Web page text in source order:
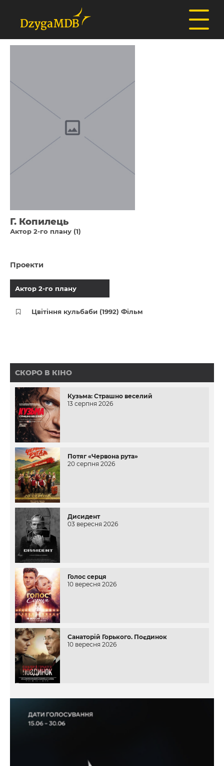
Г. Копилець
Актор 2-го плану (1)
Проекти
Актор 2-го плану
Цвітіння кульбаби (1992) Фільм
СКОРО В КІНО
Кузьма: Страшно веселий
13 серпня 2026
Потяг «Червона рута»
20 серпня 2026
Дисидент
03 вересня 2026
Голос серця
10 вересня 2026
Санаторій Горького. Поєдинок
10 вересня 2026